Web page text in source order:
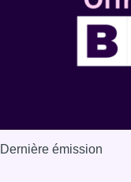
Dernière émission